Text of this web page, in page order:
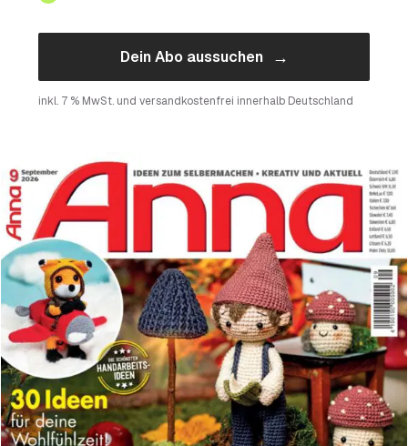
Dein Abo aussuchen →
inkl. 7 % MwSt. und versandkostenfrei innerhalb Deutschland